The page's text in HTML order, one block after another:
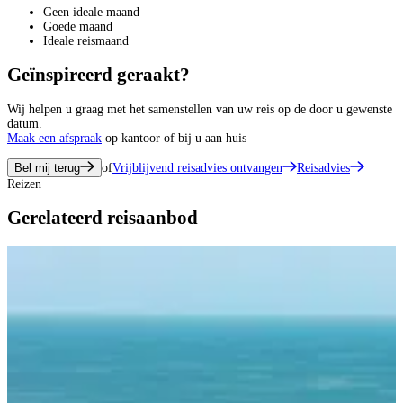
Geen ideale maand
Goede maand
Ideale reismaand
Geïnspireerd geraakt?
Wij helpen u graag met het samenstellen van uw reis op de door u gewenste
datum.
Maak een afspraak op kantoor of bij u aan huis
Bel mij terug ofVrijblijvend reisadvies ontvangen
Reisadvies
Reizen
Gerelateerd reisaanbod